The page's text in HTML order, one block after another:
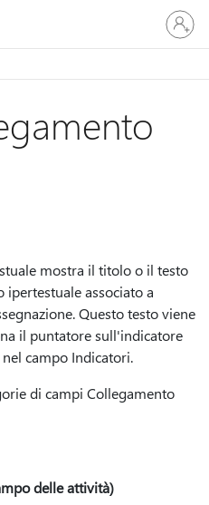
Accedi
con
il
account
mostra il titolo o il testo
associato a
Questo testo viene
il puntatore sull'indicatore
campo Indicatori.
di campi Collegamento
delle attività)